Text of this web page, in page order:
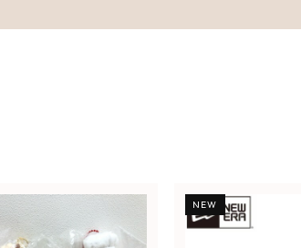
NEW